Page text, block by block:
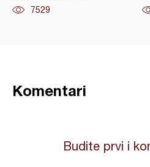
7529
Komentari
Budite prvi i